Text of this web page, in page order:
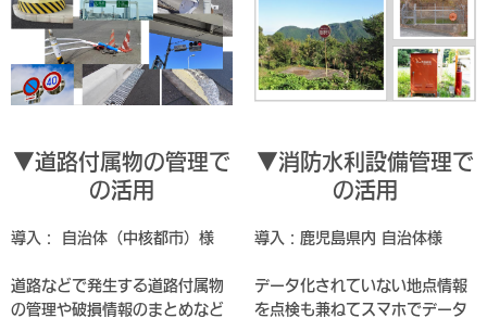
▼道路付属物の管理で
の活用
導入： 自治体（中核都市）様
道路などで発生する道路付属物
の管理や破損情報のまとめなど
▼消防水利設備管理で
の活用
導入：鹿児島県内 自治体様
データ化されていない地点情報
を点検も兼ねてスマホでデータ